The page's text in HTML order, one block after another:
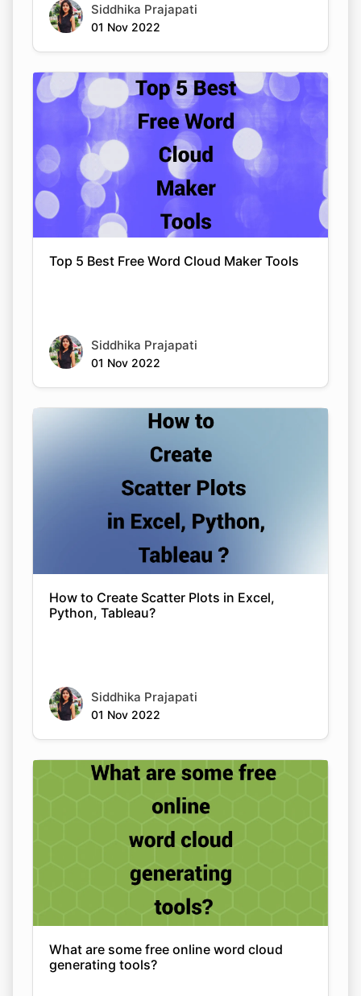
Siddhika Prajapati
01 Nov 2022
Top 5 Best Free Word Cloud Maker Tools
Siddhika Prajapati
01 Nov 2022
How to Create Scatter Plots in Excel,
Python, Tableau?
Siddhika Prajapati
01 Nov 2022
What are some free online word cloud
generating tools?